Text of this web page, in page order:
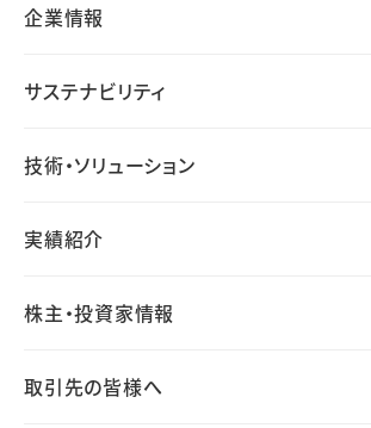
企業情報
サステナビリティ
技術・ソリューション
実績紹介
株主・投資家情報
取引先の皆様へ